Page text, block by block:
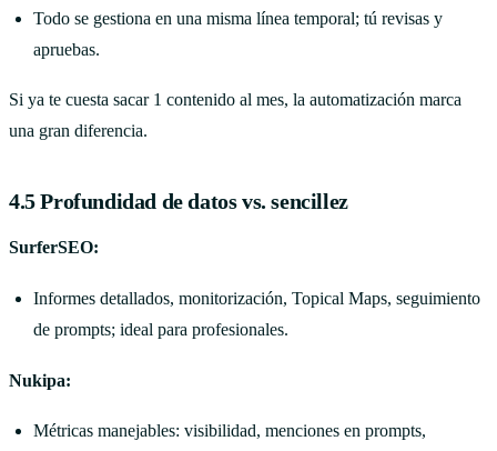
Todo se gestiona en una misma línea temporal; tú revisas y
apruebas.
Si ya te cuesta sacar 1 contenido al mes, la automatización marca
una gran diferencia.
4.5 Profundidad de datos vs. sencillez
SurferSEO:
Informes detallados, monitorización, Topical Maps, seguimiento
de prompts; ideal para profesionales.
Nukipa:
Métricas manejables: visibilidad, menciones en prompts,